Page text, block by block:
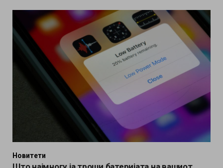
Новитети